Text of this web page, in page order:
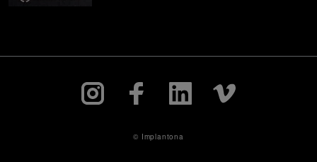
© Implantona